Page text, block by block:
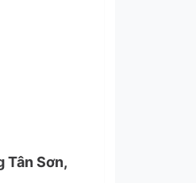
Tân Sơn,